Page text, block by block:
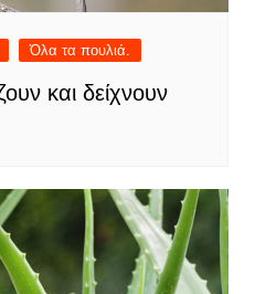
Όλα τα πουλιά.
και δείχνουν